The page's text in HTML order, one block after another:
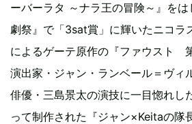
ーバーラタ ～ナラ王の冒険～』を
劇祭』で「3sat賞」に輝いたニコラ
によるゲーテ原作の『ファウスト
演出家・ジャン・ランベール＝ヴィ
俳優・三島景太の演技に一目惚れし
って制作された『ジャン×Keitaの隊